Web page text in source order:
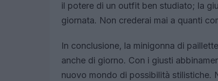
il potere di un outfit ben studiato; la
giornata. Non crederai mai a quanti
In conclusione, la minigonna di
anche di giorno. Con i giusti
nuovo mondo di possibilità stilistiche.